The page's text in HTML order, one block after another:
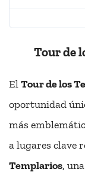
Tour de
ElTour de los
oportunidad
más
a lugares clave
Templarios,